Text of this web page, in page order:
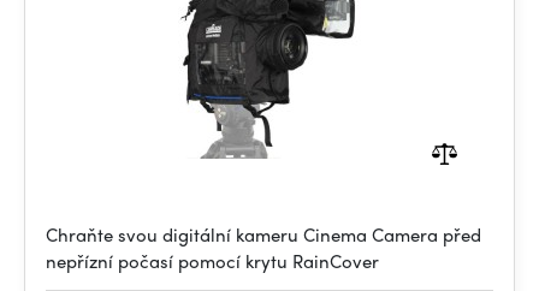
Chraňte svou digitální kameru Cinema Camera před
nepřízní počasí pomocí krytu RainCover